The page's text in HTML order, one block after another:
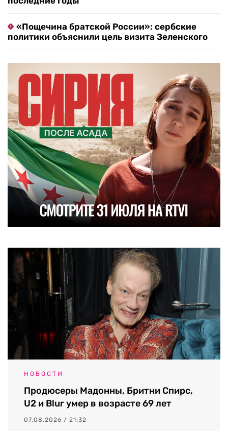
«Пощечина братской России»: сербские
политики объяснили цель визита Зеленского
НОВОСТИ
Продюсеры Мадонны, Бритни Спирс,
U2 и Blur умер в возрасте 69 лет
07.08.2026 / 21:32